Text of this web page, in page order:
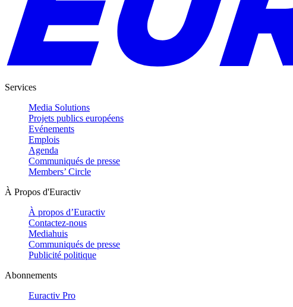
Services
Media Solutions
Projets publics européens
Evénements
Emplois
Agenda
Communiqués de presse
Members’ Circle
À Propos d'Euractiv
À propos d’Euractiv
Contactez-nous
Mediahuis
Communiqués de presse
Publicité politique
Abonnements
Euractiv Pro